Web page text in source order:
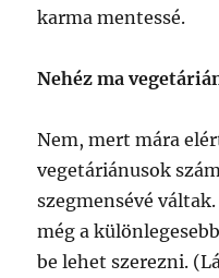
karma mentessé.
Nehéz ma
Nem, mert mára
vegetáriánusok
szegmensévé
még a
be lehet szerezni.